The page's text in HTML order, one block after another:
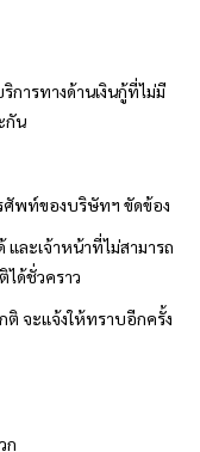
การทางด้านเงินกู้ที่ไม่มี
กัน
ศัพท์ของบริษัทฯ ขัดข้อง
และเจ้าหน้าที่ไม่สามารถ
ด้ชั่วคราว
จะแจ้งให้ทราบอีกครั้ง
ก